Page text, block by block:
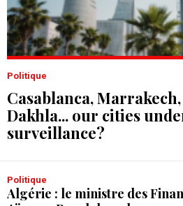
Politique
Casablanca, Marrakech,
Dakhla... our cities
surveillance?
Politique
Algérie : le ministre des